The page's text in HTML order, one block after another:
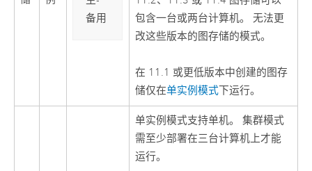
备用
包含一台或两台计算机。 无法更
改这些版本的图存储的模式。
在 11.1 或更低版本中创建的图存
储仅在单实例模式 下运行。
单实例模式支持单机。 集群模式
需至少部署在三台计算机上才能
运行。